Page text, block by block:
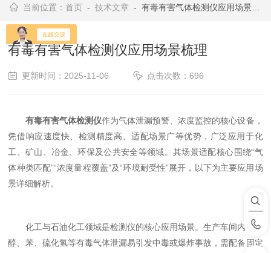
当前位置：首页 -技术文章 - 有毒有害气体检测仪应用场景梳理
有毒有害气体检测仪应用场景梳理
更新时间：2025-11-06 点击次数：696
有毒有害气体检测仪作为气体泄漏预警、浓度监控的核心设备，
凭借响应速度快、检测精度高、适配场景广等优势，广泛应用于化
工、矿山、冶金、环保及公共安全等领域。其场景适配核心围绕“气
体种类匹配”“浓度量程覆盖”及“环境耐受性”展开，以下为主要应用场
景详细解析。
化工与石油化工领域是检测仪的核心应用场景。生产车间内，甲
醇、苯、硫化氢等有毒气体泄漏易引发中毒或爆炸事故，需配备固定